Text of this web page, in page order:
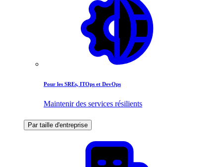
Pour les SREs, ITOps et DevOps
Maintenir des services résilients
Par taille d'entreprise